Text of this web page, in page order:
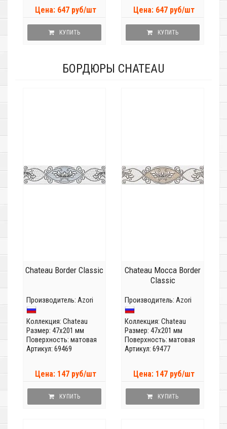
Цена: 647 руб/шт
КУПИТЬ
Цена: 647 руб/шт
КУПИТЬ
БОРДЮРЫ CHATEAU
Chateau Border Classic
Производитель: Azori
Коллекция: Chateau
Размер: 47x201 мм
Поверхность: матовая
Артикул: 69469
Цена: 147 руб/шт
КУПИТЬ
Chateau Mocca Border
Classic
Производитель: Azori
Коллекция: Chateau
Размер: 47x201 мм
Поверхность: матовая
Артикул: 69477
Цена: 147 руб/шт
КУПИТЬ